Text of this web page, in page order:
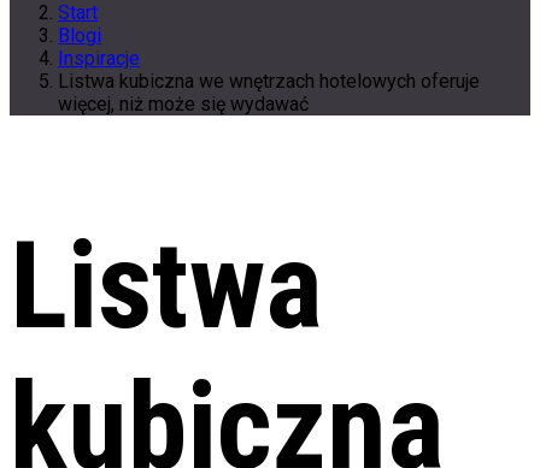
Start
Blogi
Inspiracje
Listwa kubiczna we wnętrzach hotelowych oferuje
więcej, niż może się wydawać
Listwa
kubiczna